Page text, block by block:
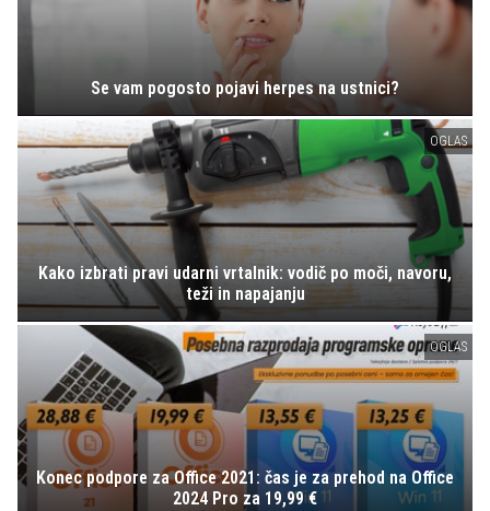
Se vam pogosto pojavi herpes na ustnici?
OGLAS
Kako izbrati pravi udarni vrtalnik: vodič po moči, navoru,
teži in napajanju
OGLAS
Konec podpore za Office 2021: čas je za prehod na Office
2024 Pro za 19,99 €